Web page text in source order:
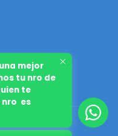
mejor
tu nro de
te
nro es